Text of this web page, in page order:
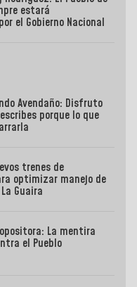
estará
el Gobierno Nacional
Avendaño: Disfruto
porque lo que
trenes de
optimizar manejo de
Guaira
La mentira
el Pueblo